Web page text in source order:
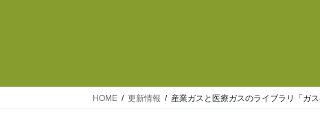
HOME 更新情報 産業ガスと医療ガスのライブラリ「ガ